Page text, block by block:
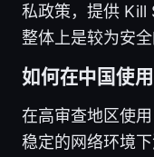
私政策，提供 Kill
整体上是较为安全
如何在中国使
在高审查地区使
稳定的网络环境